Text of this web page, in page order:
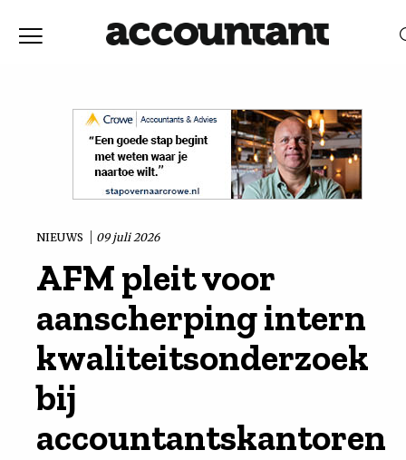
Vaktechniek
Achtergrond
Uit
NIEUWS 09 juli 2026
AFM pleit voor
aanscherping intern
kwaliteitsonderzoek
bij
accountantskantoren
RELEVANTIEDATUM